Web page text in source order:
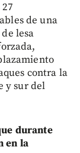
de una
lesa
contra la
y sur del
durante
en la